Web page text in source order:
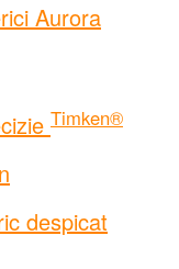
Aurora
Timken®
despicat